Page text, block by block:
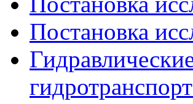
Постановка